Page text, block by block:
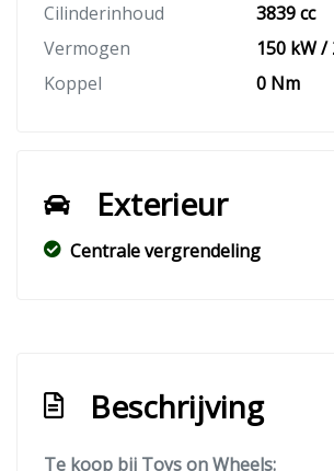
Cilinderinhoud
3839 cc
Vermogen
150 kW /
Koppel
0 Nm
Exterieur
Centrale vergrendeling
Beschrijving
Te koop bij Toys on Wheels: